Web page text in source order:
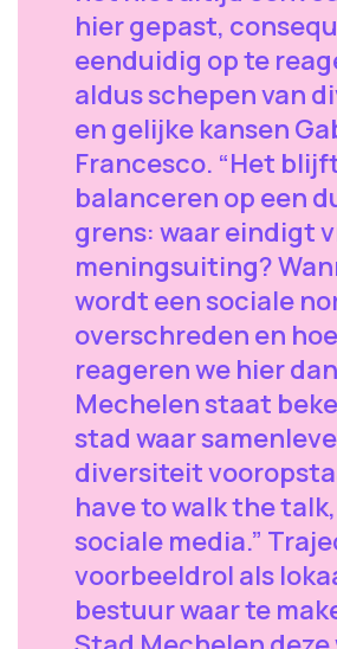
hier gepast,
eenduidig op te
aldus schepen van
en gelijke kansen
Francesco. “Het
balanceren op een
grens: waar eindigt
meningsuiting?
wordt een sociale
overschreden en hoe
reageren we hier
Mechelen staat
stad waar
diversiteit
have to walk the
sociale media.”
voorbeeldrol als
bestuur waar te